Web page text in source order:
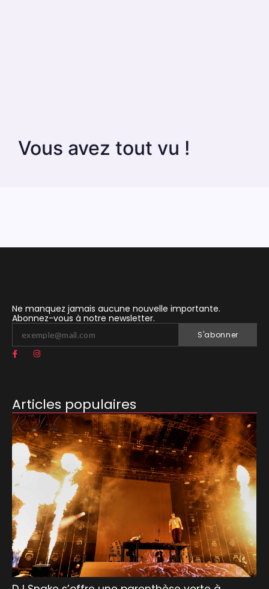
Vous avez tout vu !
Ne manquez jamais aucune nouvelle importante.
Abonnez-vous à notre newsletter.
S'abonner
Articles populaires